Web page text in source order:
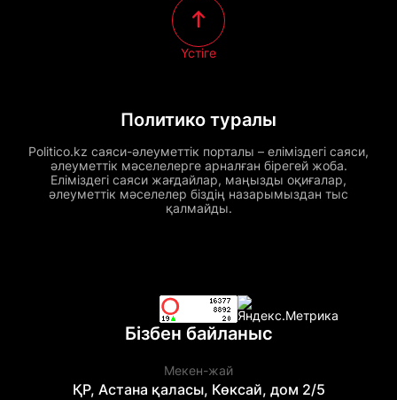
Политико туралы
Politico.kz саяси-әлеуметтік порталы – еліміздегі саяси,
әлеуметтік мәселелерге арналған бірегей жоба.
Еліміздегі саяси жағдайлар, маңызды оқиғалар,
әлеуметтік мәселелер біздің назарымыздан тыс
қалмайды.
Үстіге
Бізбен байланыс
Мекен-жай
ҚР, Астана қаласы, Көксай, дом 2/5